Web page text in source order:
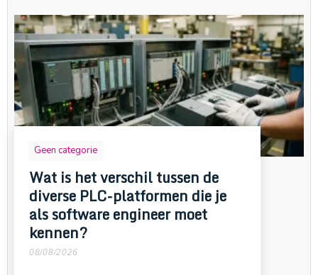
Geen categorie
Wat is het verschil tussen de
diverse PLC-platformen die je
als software engineer moet
kennen?
08/08/2026